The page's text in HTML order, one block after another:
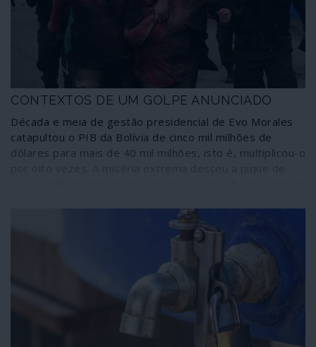
CONTEXTOS DE UM GOLPE ANUNCIADO
Década e meia de gestão presidencial de Evo Morales
catapultou o PIB da Bolívia de cinco mil milhões de
dólares para mais de 40 mil milhões, isto é, multiplicou-o
cento. O sistema político colonial transformou-se num
Estado plurinacional, as mulheres e os povos indígenas
conquistaram as vozes que não tiveram em 500 anos. O
regime neoliberal globalista ficou fora de jogo na Bolívia,
onde os recursos naturais foram postos ao serviço das
populações. Há coisas que o imperialismo e a sua casa
mãe, os Estados Unidos da América, não conseguem
perdoar no “quintal das traseiras”. Mais cinco anos de
espera, pelo menos, não podiam acontecer. Então